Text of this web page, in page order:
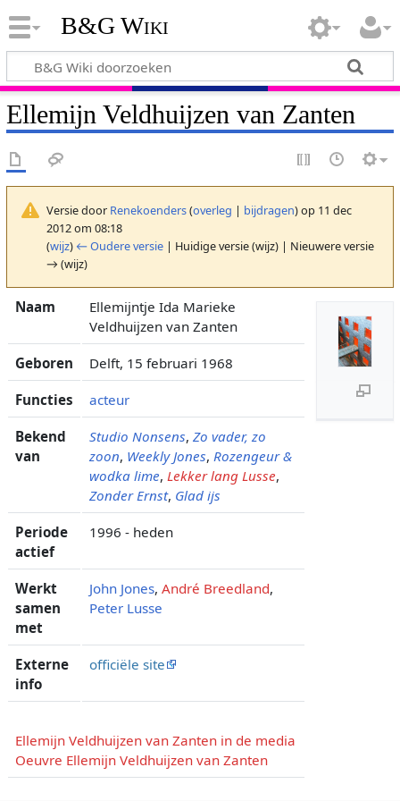
B&G Wiki
Ellemijn Veldhuijzen van Zanten
Versie door Renekoenders(overleg | bijdragen)op 11 dec
2012 om 08:18
(wijz) ← Oudere versie| Huidige versie (wijz) | Nieuwere versie
→ (wijz)
Naam
Ellemijntje Ida Marieke
Veldhuijzen van Zanten
Geboren Delft, 15 februari 1968
Functies acteur
Bekend
van
Studio Nonsens, Zo vader, zo
zoon, Weekly Jones, Rozengeur &
wodka lime, Lekker lang Lusse,
Zonder Ernst, Glad ijs
Periode
actief
1996 - heden
Werkt
samen
met
John Jones, André Breedland,
Peter Lusse
Externe
info
officiële site
Ellemijn Veldhuijzen van Zanten in de media
Oeuvre Ellemijn Veldhuijzen van Zanten